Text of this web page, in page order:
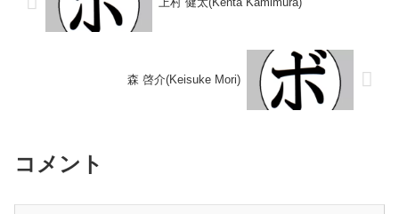
森 啓介(Keisuke Mori)
コメント